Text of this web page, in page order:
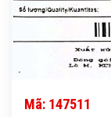
Mã: 147511